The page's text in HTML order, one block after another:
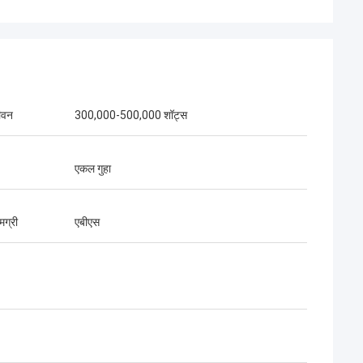
क्योंकि वे आपके पूर्व प्रोडक्शंस के परिणामों से खुश थे।
300,000-500,000 शॉट्स
एकल गुहा
एबीएस